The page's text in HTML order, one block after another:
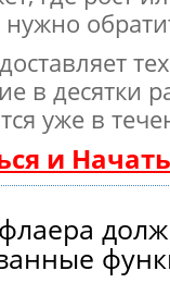
в десятки
уже в
и